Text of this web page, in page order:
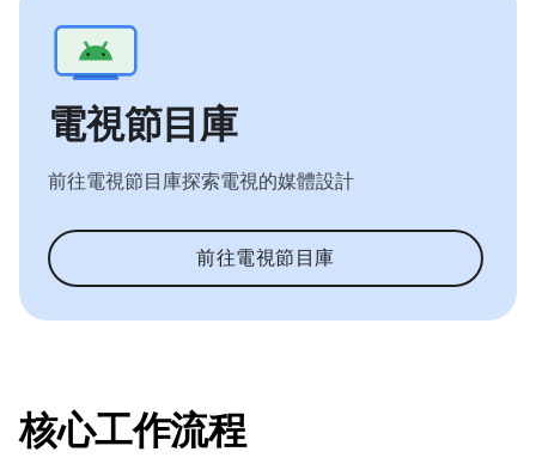
電視節目庫
前往電視節目庫探索電視的媒體設計
前往電視節目庫
核心工作流程